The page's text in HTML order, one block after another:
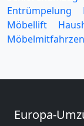
Entrümpelung
Möbellift
Europa-